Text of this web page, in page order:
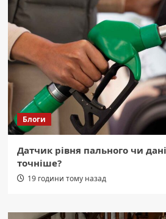
Блоги
Датчик рівня пального чи
точніше?
19 години тому назад